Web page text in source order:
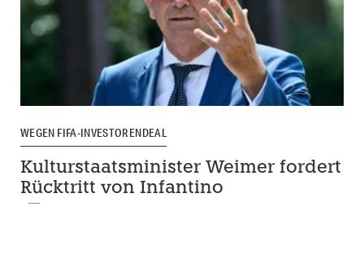
WEGEN FIFA-INVESTORENDEAL
Kulturstaatsminister Weimer fordert
Rücktritt von Infantino